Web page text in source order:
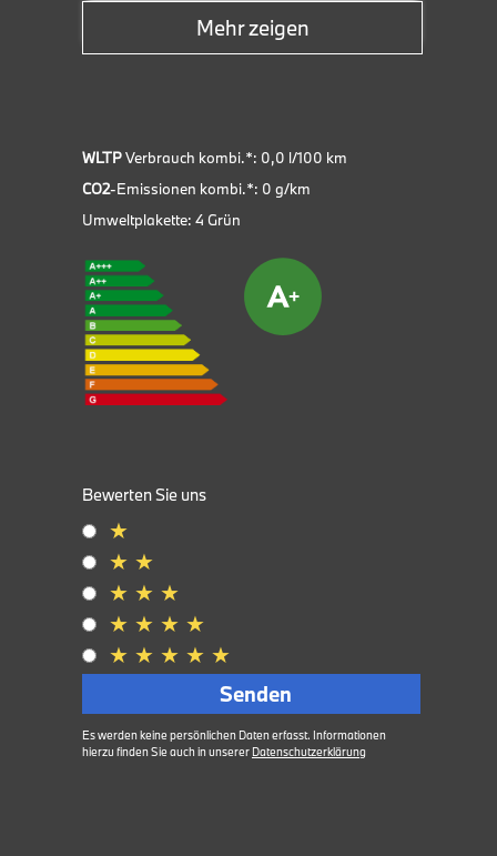
Freisprecheinrichtung
Kurvenlicht
Leichtmetallfelgen
Lichtsensor
Metallic
MP3 Schnittstelle
Navigationssystem
Nichtraucher Fahrzeug
Panorama Dach
Regensensor
Scheckheftgepflegt
Schiebedach
Mehr zeigen
WLTPVerbrauch kombi.*: 0,0 l/100 km
CO2-Emissionen kombi.*: 0 g/km
Umweltplakette: 4 Grün
Bewerten Sie uns
★
★ ★
★ ★ ★
★ ★ ★ ★
★ ★ ★ ★ ★
Senden
Es werden keine persönlichen Daten erfasst. Informationen
hierzu finden Sie auch in unserer Datenschutzerklärung